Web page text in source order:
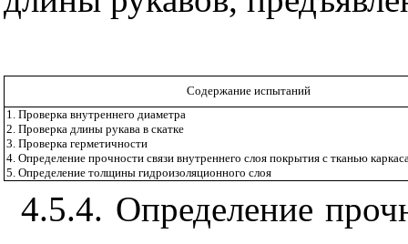
Содержание испытаний
1. Проверка внутреннего диаметра
2. Проверка длины рукава в скатке
3. Проверка герметичности
4. Определение прочности связи внутреннего слоя покрытия с тканью
5. Определение толщины гидроизоляционного слоя
4.5.4. Определение